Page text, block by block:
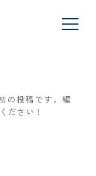
の投稿です。編
ださい !